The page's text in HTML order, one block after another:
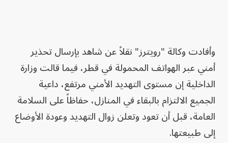
وأفادت وكالة "رويترز" نقلاً عن شاهد بإرسال تحذير
أمني عبر الهواتف المحمولة في قطر، فيما قالت وزارة
الداخلية إن مستوى التهديد الأمني مرتفع، داعية
الجميع الالتزام بالبقاء في المنازل، حفاظاً على السلامة
العامة، قبل أن تعود وتعلن زوال التهديد وعودة الأوضاع
إلى طبيعتها.